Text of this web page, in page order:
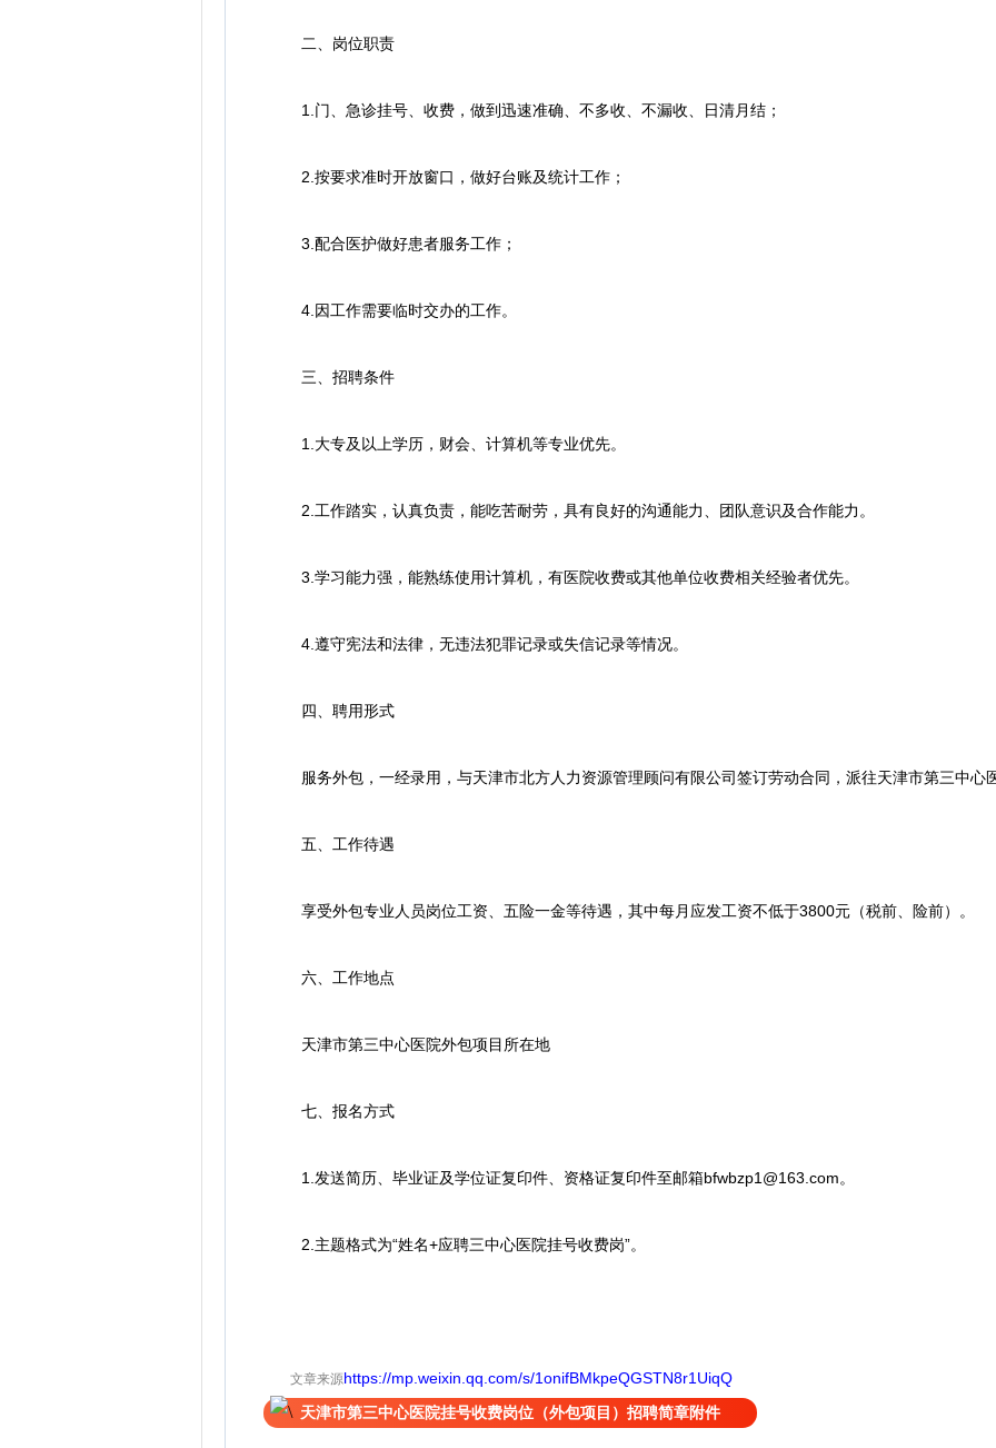
二、岗位职责
1.门、急诊挂号、收费，做到迅速准确、不多收、不漏收、日清月结；
2.按要求准时开放窗口，做好台账及统计工作；
3.配合医护做好患者服务工作；
4.因工作需要临时交办的工作。
三、招聘条件
1.大专及以上学历，财会、计算机等专业优先。
2.工作踏实，认真负责，能吃苦耐劳，具有良好的沟通能力、团队意识及合作能力。
3.学习能力强，能熟练使用计算机，有医院收费或其他单位收费相关经验者优先。
4.遵守宪法和法律，无违法犯罪记录或失信记录等情况。
四、聘用形式
服务外包，一经录用，与天津市北方人力资源管理顾问有限公司签订劳动合同，派往天津市第三中心医
五、工作待遇
享受外包专业人员岗位工资、五险一金等待遇，其中每月应发工资不低于3800元（税前、险前）。
六、工作地点
天津市第三中心医院外包项目所在地
七、报名方式
1.发送简历、毕业证及学位证复印件、资格证复印件至邮箱bfwbzp1@163.com。
2.主题格式为“姓名+应聘三中心医院挂号收费岗”。
文章来源https://mp.weixin.qq.com/s/1onifBMkpeQGSTN8r1UiqQ
天津市第三中心医院挂号收费岗位（外包项目）招聘简章附件